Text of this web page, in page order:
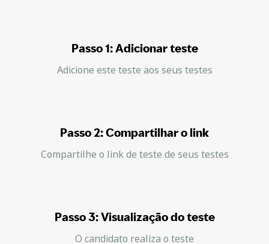
Passo 1: Adicionar teste
Adicione este teste aos seus testes
Passo 2: Compartilhar o link
Compartilhe o link de teste de seus testes
Passo 3: Visualização do teste
O candidato realiza o teste